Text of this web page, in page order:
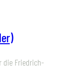
die Friedrich-